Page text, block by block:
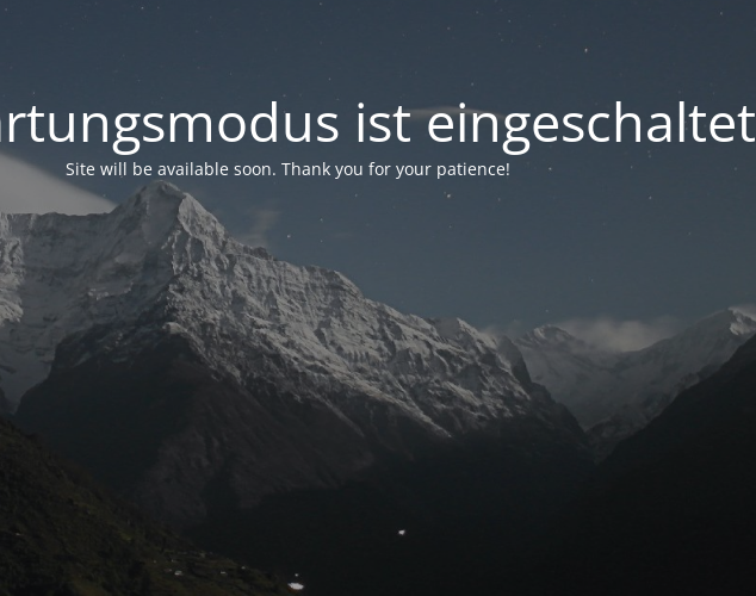
ist eingeschaltet
Site will be available soon. Thank you for your patience!